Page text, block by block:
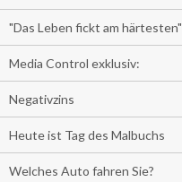
"Das Leben fickt am härtesten"
Media Control exklusiv:
Negativzins
Heute ist Tag des Malbuchs
Welches Auto fahren Sie?